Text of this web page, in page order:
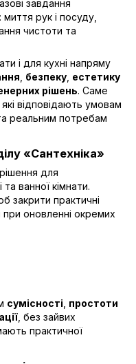
завдання
рук і посуду,
чистоти та
і для кухні напряму
безпеку естетику
рішень. Саме
відповідають умовам
реальним потребам
«Сантехніка»
для
ванної кімнати.
закрити практичні
при оновленні окремих
сумісності простоти
, без зайвих
практичної